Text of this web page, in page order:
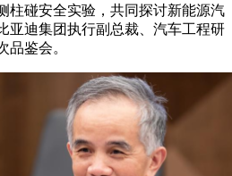
柱碰安全实验，共同探讨新能源汽
亚迪集团执行副总裁、汽车工程研
品鉴会。